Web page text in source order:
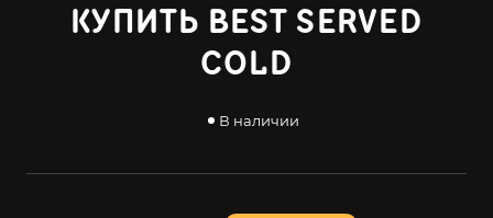
КУПИТЬ BEST SERVED
COLD
В наличии